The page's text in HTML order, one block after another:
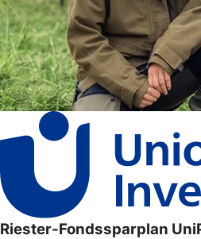
Riester-Fondssparplan